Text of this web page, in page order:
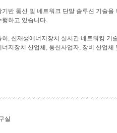
기반 통신 및 네트워크 단말 솔루션 기술
행하고 있습니다.
히, 신재생에너지장치 실시간 네트워킹 기
너지장치 산업체, 통신사업자, 장비 산업
실